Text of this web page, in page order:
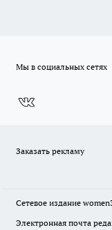
Мы в социальных сетях
Заказать рекламу
Сетевое издание
Электронная почта